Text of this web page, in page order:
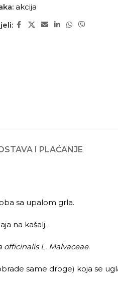
akcija
I PLAĆANJE
sa upalom grla.
na kašalj.
officinalis L. Malvaceae.
same droge) koja se